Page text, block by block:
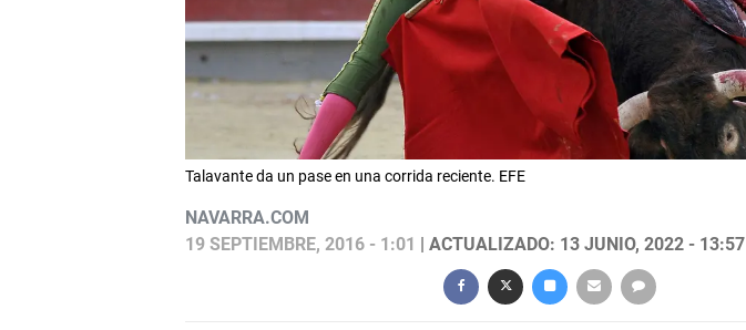
Talavante da un pase en una corrida reciente. EFE
NAVARRA.COM
19 SEPTIEMBRE, 2016 - 1:01 | ACTUALIZADO: 13 JUNIO, 2022 - 13:57